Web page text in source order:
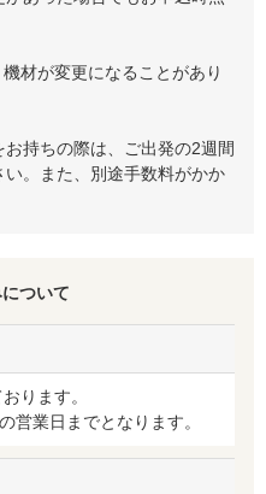
材が変更になることがあり
持ちの際は、ご出発の2週間
。また、別途手数料がかか
ついて
ります。
営業日までとなります。